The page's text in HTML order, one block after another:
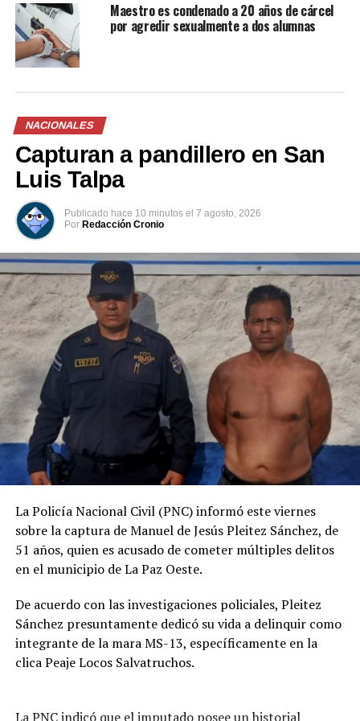
En «Nacionales»
drogas en Soyapango y La
Libertad
18 noviembre, 2021
En «Nacionales»
RELATED TOPICS: BÁSCULA ELECTRÓNICA
DELITO
INCAUTACIÓN DE DROGA
INTELIGENCIA POLICIAL
JUSTICIA
MARIHUANA
NARCOTRAFICO
OPERATIVO POLICIAL
PNC
POLICÍA NACIONAL CIVIL
POSESIÓN DE DROGA
SAN SALVADOR
SAN SALVADOR ESTE
SEGURIDAD PÚBLICA
SOYAPANGO
TRAFICO DE DROGAS
UP NEXT
VIDEO | No les alcanzó para el motel: así sorprendieron a
una pareja haciendo el delicioso
DON'T MISS
Ordenan captura de tres adultos y una adolescente
acusados de almacenar y distribuir droga en La Libertad
Maestro es condenado a 20 años de cárcel
por agredir sexualmente a dos alumnas
NACIONALES
Capturan a pandillero en San
Luis Talpa
Publicado hace 10 minutos el 7 agosto, 2026
Por Redacción Cronio
La Policía Nacional Civil (PNC) informó este viernes
sobre la captura de Manuel de Jesús Pleitez Sánchez, de
51 años, quien es acusado de cometer múltiples delitos
en el municipio de La Paz Oeste.
De acuerdo con las investigaciones policiales, Pleitez
Sánchez presuntamente dedicó su vida a delinquir como
integrante de la mara MS-13, específicamente en la
clica Peaje Locos Salvatruchos.
La PNC indicó que el imputado posee un historial